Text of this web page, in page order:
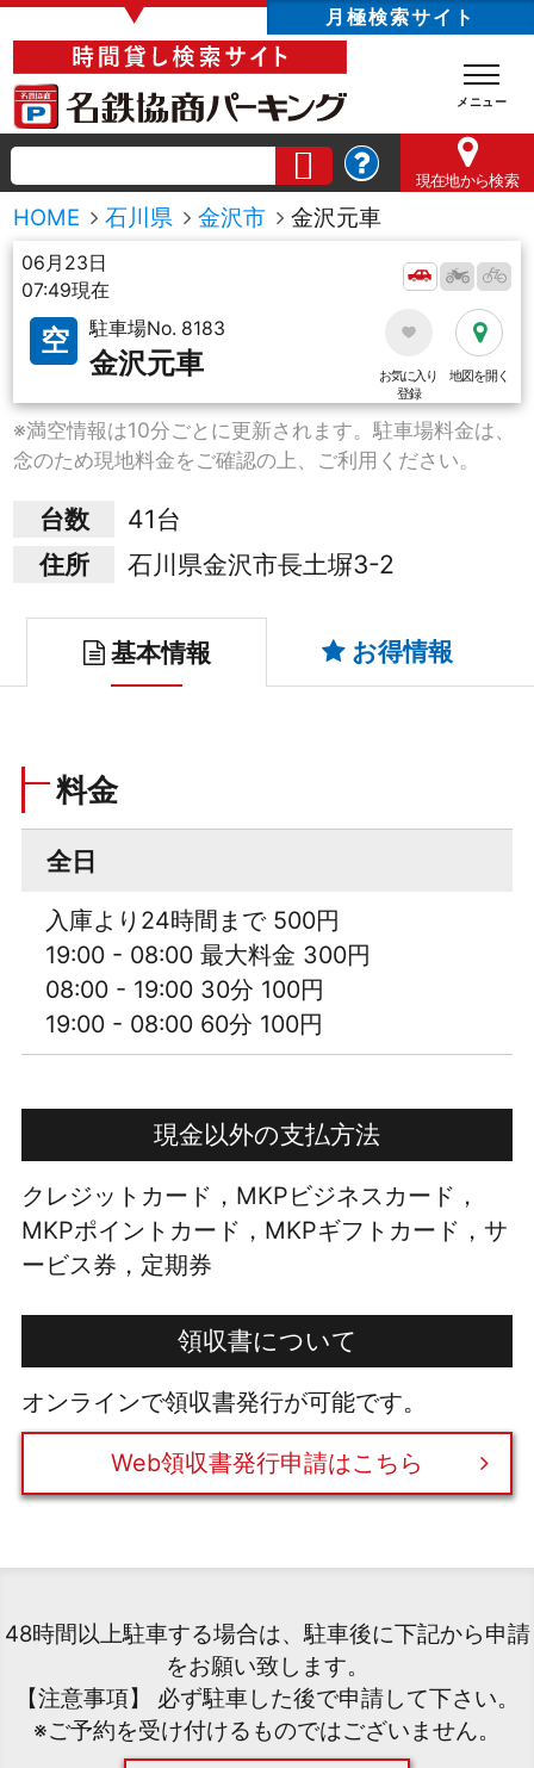
▼ 月極検索サイト
現在地から検索
HOME 石川県 金沢市 金沢元車
06月23日
07:49現在
空 駐車場No. 8183
金沢元車
お気に入り
登録
地図を開く
※満空情報は10分ごとに更新されます。駐車場料金は、
念のため現地料金をご確認の上、ご利用ください。
台数
41台
住所
石川県金沢市長土塀3-2
基本情報 お得情報
料金
全日
入庫より24時間まで 500円
19:00 - 08:00 最大料金 300円
08:00 - 19:00 30分 100円
19:00 - 08:00 60分 100円
現金以外の支払方法
クレジットカード，MKPビジネスカード，
MKPポイントカード，MKPギフトカード，サ
ービス券，定期券
領収書について
オンラインで領収書発行が可能です。
Web領収書発行申請はこちら
48時間以上駐車する場合は、駐車後に下記から申請
をお願い致します。
【注意事項】 必ず駐車した後で申請して下さい。
※ご予約を受け付けるものではございません。